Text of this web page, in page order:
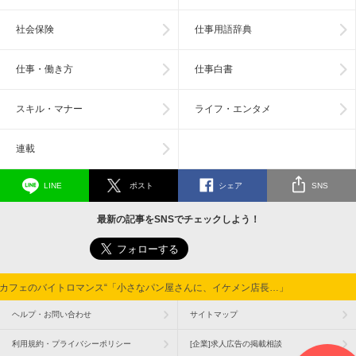
社会保険 仕事用語辞典
仕事・働き方 仕事白書
スキル・マナー ライフ・エンタメ
連載
LINE ポスト シェア SNS
最新の記事をSNSでチェックしよう！
ェのバイトロマンス“「小さなパン屋さんに、イケメン店長…」
ヘルプ・お問い合わせ サイトマップ
利用規約・プライバシーポリシー [企業]求人広告の掲載相談